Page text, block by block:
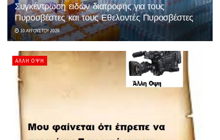
Συγκέντρωση ειδών διατροφής για τους
Πυροσβέστες και τους Εθελοντές Πυροσβέστες
10 ΑΥΓΟΎΣΤΟΥ 2026
ΆΛΛΗ ΌΨΗ